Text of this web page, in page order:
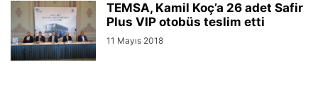
TEMSA, Kamil Koç’a 26 adet Safir
Plus VIP otobüs teslim etti
11 Mayıs 2018